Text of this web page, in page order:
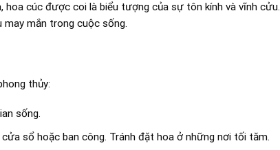
cúc được coi là biểu tượng của sự tôn kính và vĩnh cửu.
may mắn trong cuộc sống.
thủy:
sống.
sổ hoặc ban công. Tránh đặt hoa ở những nơi tối tăm.